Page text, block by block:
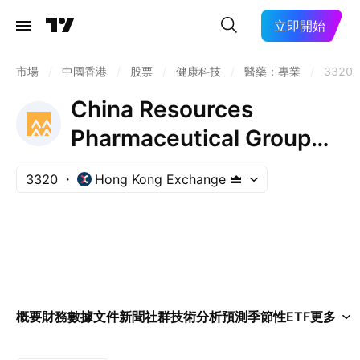
立即開始
市場 中國香港 股票 健康科技 醫藥：專業 3320
China Resources
Pharmaceutical Group
Ltd.
3320 Hong Kong Exchange
概要財務數據文件新聞社群技術分析預測季節性ETF更多